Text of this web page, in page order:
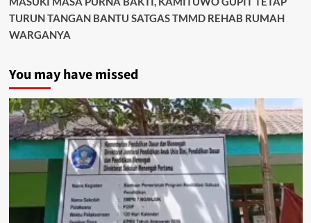
TURUN TANGAN BANTU SATGAS TMMD REHAB RUMAH
WARGANYA
You may have missed